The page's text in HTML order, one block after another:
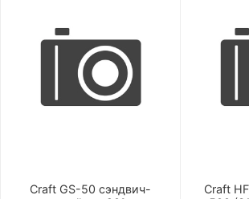
Craft GS-50 сэндвич-
Craft